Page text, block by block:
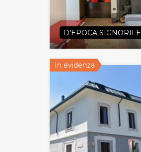
D'EPOCA SIGNORILE
In evidenza